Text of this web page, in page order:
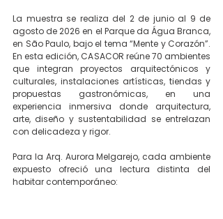
La muestra se realiza del 2 de junio al 9 de
agosto de 2026 en el Parque da Água Branca,
en São Paulo, bajo el tema “Mente y Corazón”.
En esta edición, CASACOR reúne 70 ambientes
que integran proyectos arquitectónicos y
culturales, instalaciones artísticas, tiendas y
propuestas gastronómicas, en una
experiencia inmersiva donde arquitectura,
arte, diseño y sustentabilidad se entrelazan
con delicadeza y rigor.
Para la Arq. Aurora Melgarejo, cada ambiente
expuesto ofreció una lectura distinta del
habitar contemporáneo: